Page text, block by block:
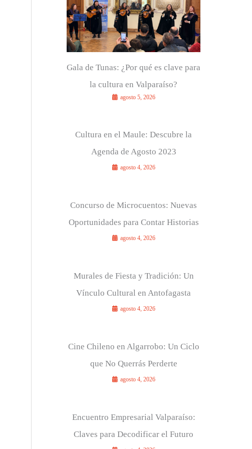
Gala de Tunas: ¿Por qué es clave para
la cultura en Valparaíso?
agosto 5, 2026
Cultura en el Maule: Descubre la
Agenda de Agosto 2023
agosto 4, 2026
Concurso de Microcuentos: Nuevas
Oportunidades para Contar Historias
agosto 4, 2026
Murales de Fiesta y Tradición: Un
Vínculo Cultural en Antofagasta
agosto 4, 2026
Cine Chileno en Algarrobo: Un Ciclo
que No Querrás Perderte
agosto 4, 2026
Encuentro Empresarial Valparaíso:
Claves para Decodificar el Futuro